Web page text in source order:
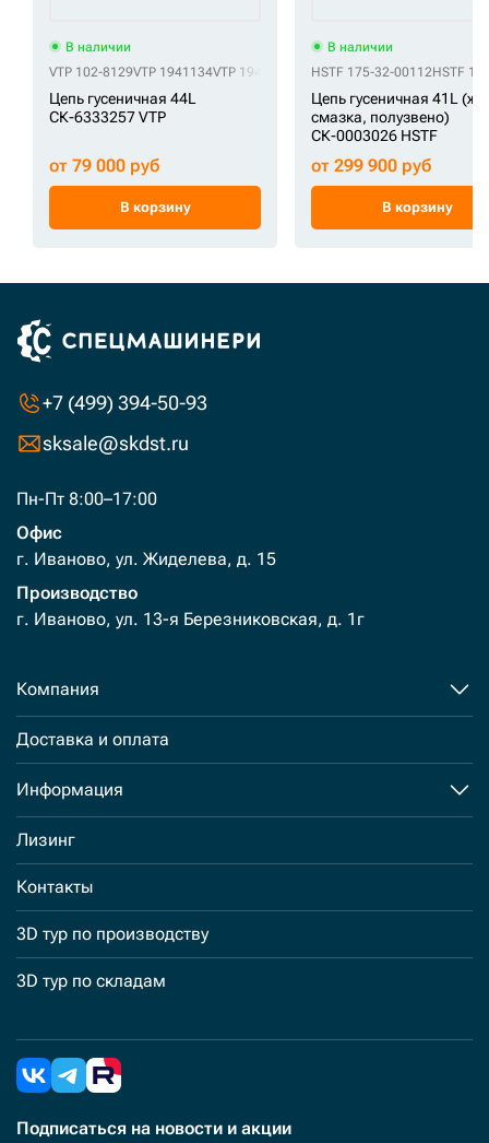
В наличии
VTP 102-8129VTP 1941134VTP 194-1134 VTP 24100J16940VTP
Цепь гусеничная 44L
СК-6333257 VTP
от 79 000 руб
В корзину
В наличии
HSTF 175-32-00112HSTF
Цепь гусеничная 41L
смазка, полузвено)
СК-0003026 HSTF
от 299 900 руб
В корзину
+7 (499) 394-50-93
sksale@skdst.ru
Пн-Пт 8:00–17:00
Офис
г. Иваново, ул. Жиделева, д. 15
Производство
г. Иваново, ул. 13-я Березниковская, д. 1г
Компания
Доставка и оплата
Информация
Лизинг
Контакты
3D тур по производству
3D тур по складам
Подписаться на новости и акции